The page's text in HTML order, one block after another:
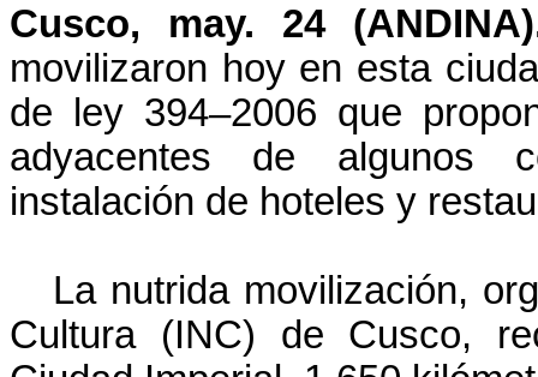
Cusco, may. 24
movilizaron hoy en esta
de ley 394–2006 que
adyacentes de algunos
instalación de hoteles y
La nutrida movilización,
Cultura (INC) de Cusco,